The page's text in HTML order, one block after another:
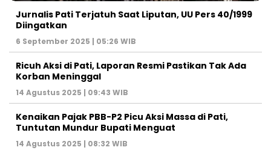
Jurnalis Pati Terjatuh Saat Liputan, UU Pers 40/1999
Diingatkan
6 September 2025 | 05:26 WIB
Ricuh Aksi di Pati, Laporan Resmi Pastikan Tak Ada
Korban Meninggal
14 Agustus 2025 | 09:43 WIB
Kenaikan Pajak PBB-P2 Picu Aksi Massa di Pati,
Tuntutan Mundur Bupati Menguat
14 Agustus 2025 | 08:32 WIB